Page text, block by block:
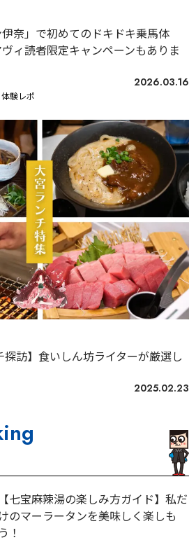
奈」で初めてのドキドキ乗馬体
ィ読者限定キャンペーンもありま
2026.03.16
体験レポ
探訪】食いしん坊ライターが厳選し
2025.02.23
【七宝麻辣湯の楽しみ方ガイド】私だ
けのマーラータンを美味しく楽しも
う！